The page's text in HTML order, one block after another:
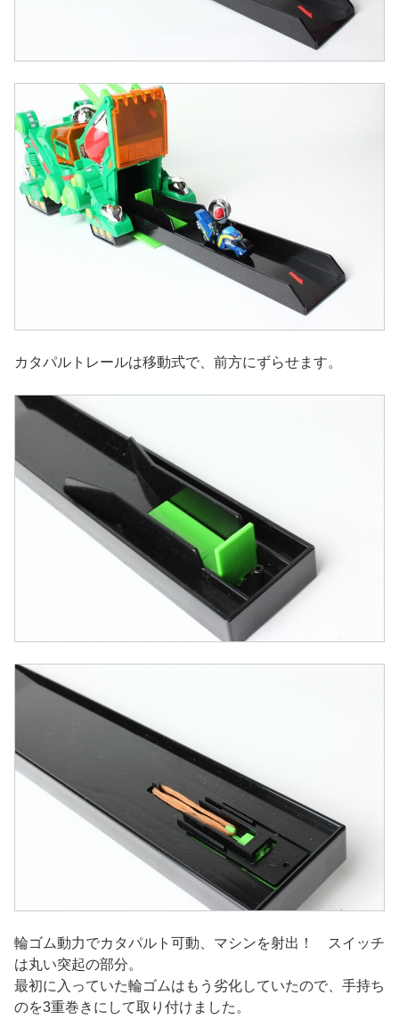
カタパルトレールは移動式で、前方にずらせます。
輪ゴム動力でカタパルト可動、マシンを射出！ スイッチ
は丸い突起の部分。
最初に入っていた輪ゴムはもう劣化していたので、手持ち
のを3重巻きにして取り付けました。